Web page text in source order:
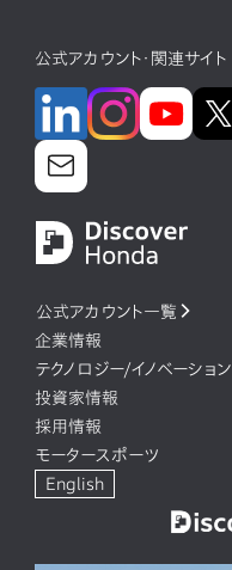
公式アカウント・関連サイト
公式アカウント一覧
企業情報
テクノロジー/イノベーション
投資家情報
採用情報
モータースポーツ
English